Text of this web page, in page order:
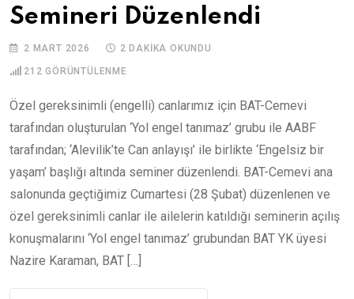
Semineri Düzenlendi
2 MART 2026 2 DAKIKA OKUNDU
212 GÖRÜNTÜLENME
Özel gereksinimli (engelli) canlarımız için BAT-Cemevi
tarafından oluşturulan ‘Yol engel tanımaz’ grubu ile AABF
tarafından; ‘Alevilik’te Can anlayışı’ ile birlikte ‘Engelsiz bir
yaşam’ başlığı altında seminer düzenlendi. BAT-Cemevi ana
salonunda geçtiğimiz Cumartesi (28 Şubat) düzenlenen ve
özel gereksinimli canlar ile ailelerin katıldığı seminerin açılış
konuşmalarını ‘Yol engel tanımaz’ grubundan BAT YK üyesi
Nazire Karaman, BAT […]